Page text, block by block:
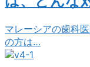
マレーシアの歯科
の方は…